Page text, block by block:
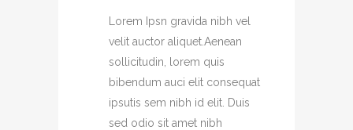
Lorem Ipsn gravida nibh vel
velit auctor aliquet.Aenean
sollicitudin, lorem quis
bibendum auci elit consequat
ipsutis sem nibh id elit. Duis
sed odio sit amet nibh